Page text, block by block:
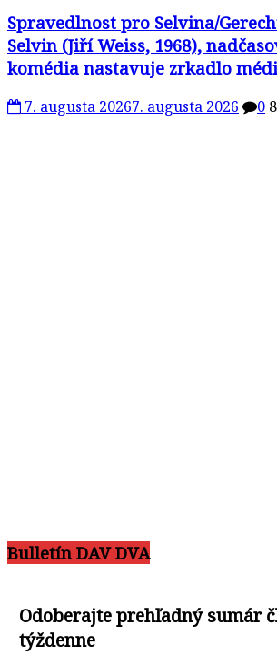
Spravedlnost pro Selvina/
Selvin (Jiří Weiss, 1968),
komédia nastavuje zrkadlo
7. augusta 20267. augusta 2026 0
Bulletín DAV DVA
Odoberajte prehľadný sumár
týždenne